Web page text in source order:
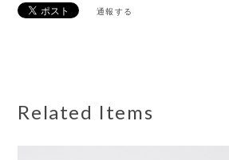
通報する
Related Items